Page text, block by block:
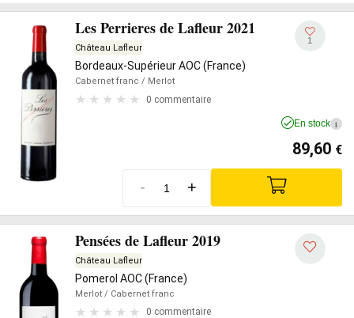
Les Perrieres de Lafleur 2021
Château Lafleur
Bordeaux-Supérieur AOC (France)
Cabernet franc / Merlot
0 commentaire
1
En stock i
89,60 €
- +
Pensées de Lafleur 2019
Château Lafleur
Pomerol AOC (France)
Merlot / Cabernet franc
0 commentaire